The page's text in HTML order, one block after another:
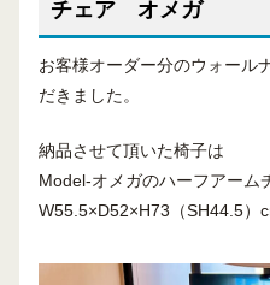
チェア オメガ
お客様オーダー分のウォール
だきました。
納品させて頂いた椅子は
Model-オメガのハーフアーム
W55.5×D52×H73（SH44.5）